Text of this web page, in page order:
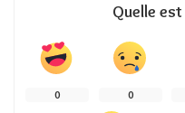
Quelle
0 0